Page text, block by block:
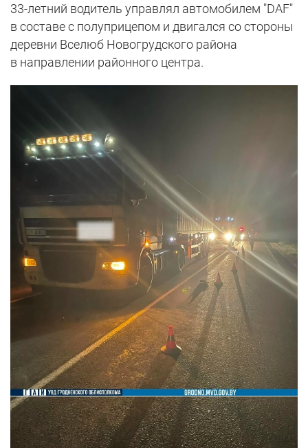
33-летний водитель управлял автомобилем "DAF"
в составе с полуприцепом и двигался со стороны
деревни Вселюб Новогрудского района
в направлении районного центра.